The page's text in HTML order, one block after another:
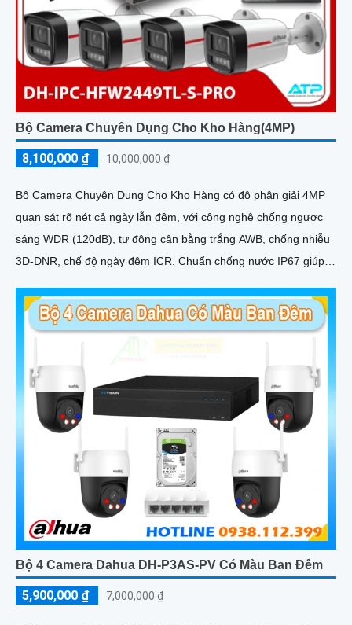
Bộ Camera Chuyên Dụng Cho Kho Hàng(4MP)
8,100,000 ₫ 10,000,000 ₫
Bộ Camera Chuyên Dụng Cho Kho Hàng có độ phân giải 4MP
quan sát rõ nét cả ngày lẫn đêm, với công nghệ chống ngược
sáng WDR (120dB), tự động cân bằng trắng AWB, chống nhiễu
3D-DNR, chế độ ngày đêm ICR. Chuẩn chống nước IP67 giúp
Bộ 4 Camera Dahua DH-P3AS-PV Có Màu Ban Đêm
5,900,000 ₫ 7,000,000 ₫